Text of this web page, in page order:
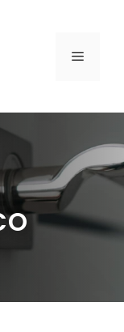
MENÚ